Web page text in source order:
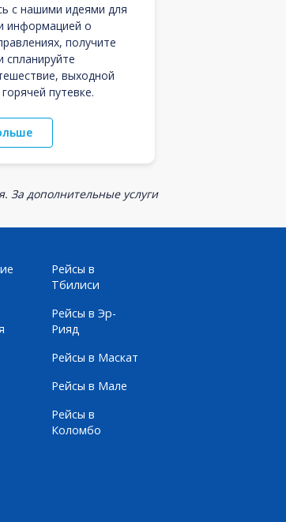
с нашими идеями для
информацией о
получите
спланируйте
выходной
путевке.
За дополнительные услуги
Рейсы в
Тбилиси
Рейсы в Эр-
Рияд
Рейсы в Маскат
Рейсы в Мале
Рейсы в
Коломбо